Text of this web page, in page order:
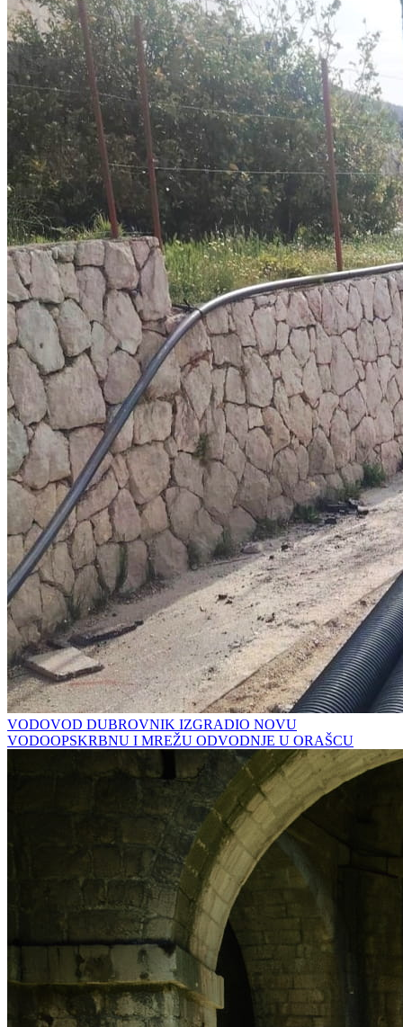
VODOVOD DUBROVNIK IZGRADIO NOVU
VODOOPSKRBNU I MREŽU ODVODNJE U ORAŠCU